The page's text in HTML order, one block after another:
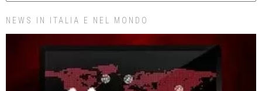
NEWS IN ITALIA E NEL MONDO